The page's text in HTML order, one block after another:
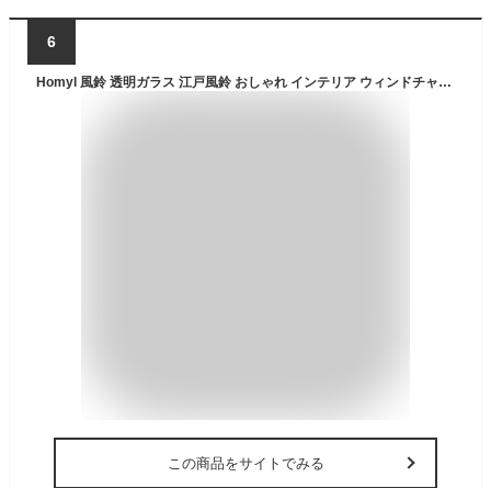
6
Homyl 風鈴 透明ガラス 江戸風鈴 おしゃれ インテリア ウィンドチャイム 涼しい感じ 夏の風物詩 室内外兼用 シンプルなスタイル 風鈴 キット 贈り物 飾り物 ウィンドウハンギング ギフト
この商品をサイトでみる